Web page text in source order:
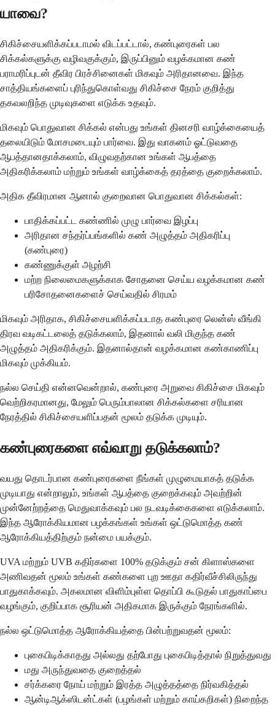
யாவை?
சிகிச்சையளிக்கப்படாமல் விடப்பட்டால், கண்புரைகள் பல
சிக்கல்களுக்கு வழிவகுக்கும், இருப்பினும் வழக்கமான கண்
பராமரிப்புடன் தீவிர பிரச்சினைகள் மிகவும் அரிதானவை. இந்த
சாத்தியங்களைப் புரிந்துகொள்வது சிகிச்சை நேரம் குறித்து
தகவலறிந்த முடிவுகளை எடுக்க உதவும்.
மிகவும் பொதுவான சிக்கல் என்பது உங்கள் தினசரி வாழ்க்கையைத்
தலையிடும் மோசமடையும் பார்வை. இது வாகனம் ஓட்டுவதை
ஆபத்தானதாக்கலாம், விழுவதற்கான உங்கள் ஆபத்தை
அதிகரிக்கலாம் மற்றும் உங்கள் வாழ்க்கைத் தரத்தை குறைக்கலாம்.
அதிக தீவிரமான ஆனால் குறைவான பொதுவான சிக்கல்கள்:
பாதிக்கப்பட்ட கண்ணில் முழு பார்வை இழப்பு
அரிதான சந்தர்ப்பங்களில் கண் அழுத்தம் அதிகரிப்பு
(கண்புரை)
கண்ணுக்குள் அழற்சி
மற்ற நிலைமைகளுக்காக சோதனை செய்ய வழக்கமான கண்
பரிசோதனைகளைச் செய்வதில் சிரமம்
மிகவும் அரிதாக, சிகிச்சையளிக்கப்படாத கண்புரை லென்ஸ் வீங்கி
திரவ வடிகட்டலைத் தடுக்கலாம், இதனால் வலி மிகுந்த கண்
அழுத்தம் அதிகரிக்கும். இதனால்தான் வழக்கமான கண்காணிப்பு
மிகவும் முக்கியம்.
நல்ல செய்தி என்னவென்றால், கண்புரை அறுவை சிகிச்சை மிகவும்
வெற்றிகரமானது, மேலும் பெரும்பாலான சிக்கல்களை சரியான
நேரத்தில் சிகிச்சையளிப்பதன் மூலம் தடுக்க முடியும்.
கண்புரைகளை எவ்வாறு தடுக்கலாம்?
வயது தொடர்பான கண்புரைகளை நீங்கள் முழுமையாகத் தடுக்க
முடியாது என்றாலும், உங்கள் ஆபத்தை குறைக்கவும் அவற்றின்
முன்னேற்றத்தை மெதுவாக்கவும் பல நடவடிக்கைகளை எடுக்கலாம்.
இந்த ஆரோக்கியமான பழக்கங்கள் உங்கள் ஒட்டுமொத்த கண்
ஆரோக்கியத்திற்கும் நன்மை பயக்கும்.
UVA மற்றும் UVB கதிர்களை 100% தடுக்கும் சன் கிளாஸ்களை
அணிவதன் மூலம் உங்கள் கண்களை புற ஊதா கதிர்வீச்சிலிருந்து
பாதுகாக்கவும். அகலமான விளிம்புள்ள தொப்பி கூடுதல் பாதுகாப்பை
வழங்கும், குறிப்பாக சூரியன் அதிகமாக இருக்கும் நேரங்களில்.
நல்ல ஒட்டுமொத்த ஆரோக்கியத்தை பின்பற்றுவதன் மூலம்:
புகைபிடிக்காதது அல்லது தற்போது புகைபிடித்தால் நிறுத்துவது
மது அருந்துவதை குறைத்தல்
சர்க்கரை நோய் மற்றும் இரத்த அழுத்தத்தை நிர்வகித்தல்
ஆன்டிஆக்ஸிடன்ட்கள் (பழங்கள் மற்றும் காய்கறிகள்) நிறைந்த